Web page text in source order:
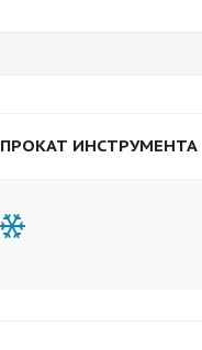
ПРОКАТ ИНСТРУМЕНТА